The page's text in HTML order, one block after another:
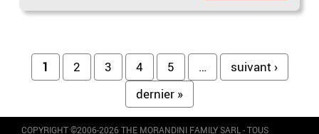
Pages
1 2 3 4 5 …
suivant ›
dernier »
COPYRIGHT ©2006-2026 THE MORANDINI FAMILY SARL - TOUS